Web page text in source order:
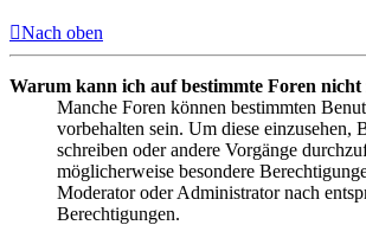
Nach oben
Warum kann ich auf bestimmte Foren nicht
Manche Foren können bestimmten
vorbehalten sein. Um diese einzusehen,
schreiben oder andere Vorgänge
möglicherweise besondere
Moderator oder Administrator nach
Berechtigungen.